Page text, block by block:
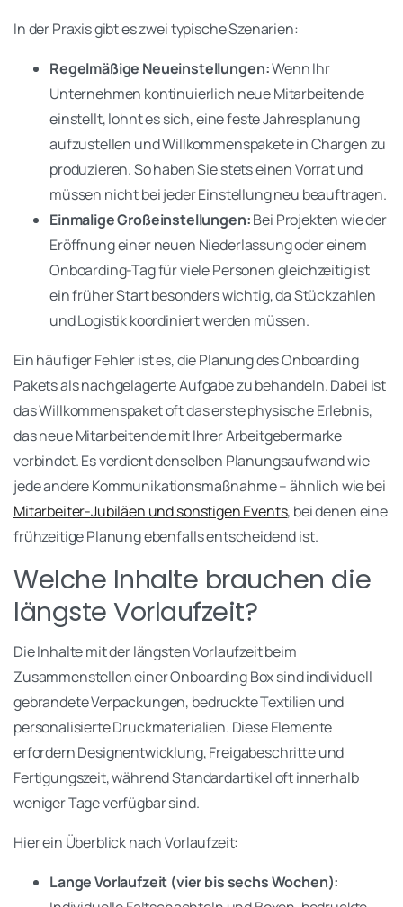
In der Praxis gibt es zwei typische Szenarien:
Regelmäßige Neueinstellungen:Wenn Ihr
Unternehmen kontinuierlich neue Mitarbeitende
einstellt, lohnt es sich, eine feste Jahresplanung
aufzustellen und Willkommenspakete in Chargen zu
produzieren. So haben Sie stets einen Vorrat und
müssen nicht bei jeder Einstellung neu beauftragen.
Einmalige Großeinstellungen:Bei Projekten wie der
Eröffnung einer neuen Niederlassung oder einem
Onboarding-Tag für viele Personen gleichzeitig ist
ein früher Start besonders wichtig, da Stückzahlen
und Logistik koordiniert werden müssen.
Ein häufiger Fehler ist es, die Planung des Onboarding
Pakets als nachgelagerte Aufgabe zu behandeln. Dabei ist
das Willkommenspaket oft das erste physische Erlebnis,
das neue Mitarbeitende mit Ihrer Arbeitgebermarke
verbindet. Es verdient denselben Planungsaufwand wie
jede andere Kommunikationsmaßnahme – ähnlich wie bei
Mitarbeiter-Jubiläen und sonstigen Events, bei denen eine
frühzeitige Planung ebenfalls entscheidend ist.
Welche Inhalte brauchen die
längste Vorlaufzeit?
Die Inhalte mit der längsten Vorlaufzeit beim
Zusammenstellen einer Onboarding Box sind individuell
gebrandete Verpackungen, bedruckte Textilien und
personalisierte Druckmaterialien. Diese Elemente
erfordern Designentwicklung, Freigabeschritte und
Fertigungszeit, während Standardartikel oft innerhalb
weniger Tage verfügbar sind.
Hier ein Überblick nach Vorlaufzeit:
Lange Vorlaufzeit (vier bis sechs Wochen):